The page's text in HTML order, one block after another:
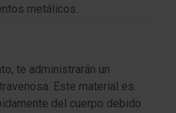
metálicos.
te administrarán un
Este material es
del cuerpo debido